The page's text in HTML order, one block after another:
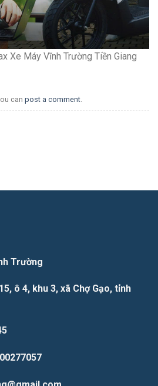
Xe Máy Vĩnh Trường Tiền Giang
can post a comment.
Trường
ô 4, khu 3, xã Chợ Gạo, tỉnh